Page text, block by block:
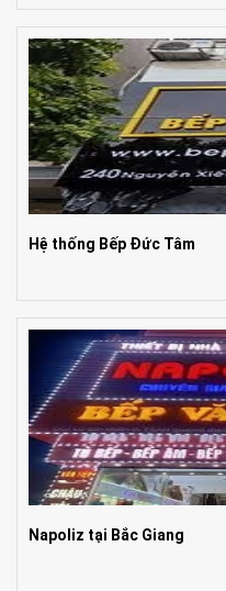
Hệ thống Bếp Đức Tâm
Napoliz tại Bắc Giang